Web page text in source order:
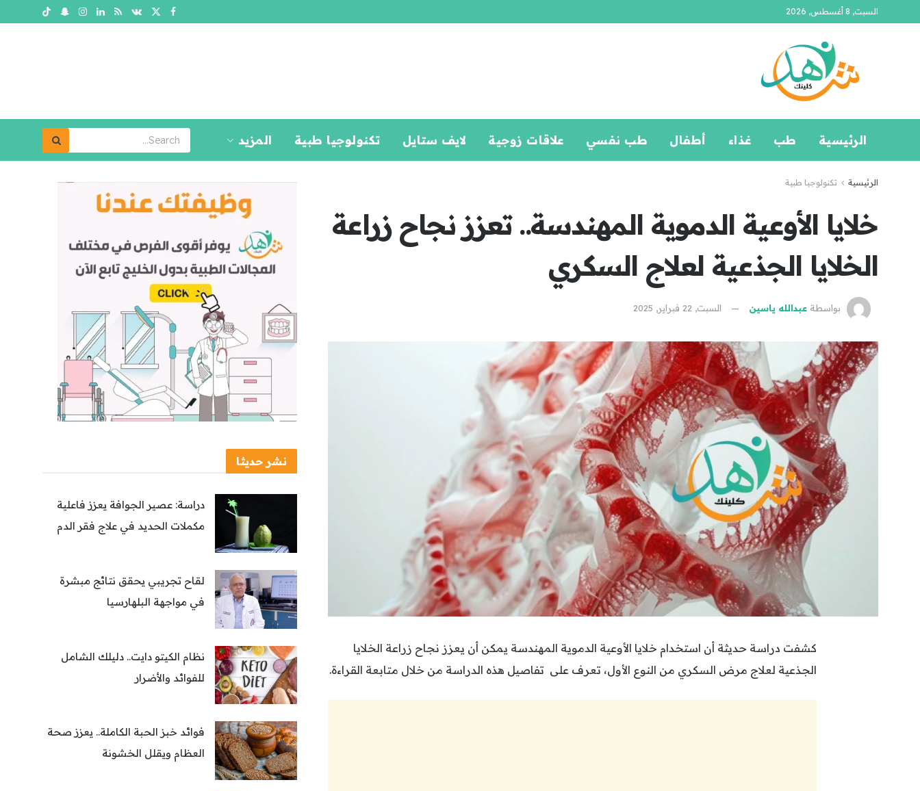
السبت, 8 أغسطس, 2026
الرئيسية طب غذاء أطفال طب نفسي علاقات زوجية لايف ستايل تكنولوجيا طبية المزيد
الرئيسية تكنولوجيا طبية
خلايا الأوعية الدموية المهندسة.. تعزز نجاح زراعة
الخلايا الجذعية لعلاج السكري
بواسطةعبدالله ياسين السبت, 22 فبراير, 2025
كشفت دراسة حديثة أن استخدام خلايا الأوعية الدموية المهندسة يمكن أن يعزز نجاح زراعة الخلايا
الجذعية لعلاج مرض السكري من النوع الأول، تعرف على تفاصيل هذه الدراسة من خلال متابعة القراءة.
نشر حديثا
دراسة: عصير الجوافة يعزز فاعلية
مكملات الحديد في علاج فقر الدم
لقاح تجريبي يحقق نتائج مبشرة
في مواجهة البلهارسيا
نظام الكيتو دايت.. دليلك الشامل
للفوائد والأضرار
فوائد خبز الحبة الكاملة.. يعزز صحة
العظام ويقلل الخشونة